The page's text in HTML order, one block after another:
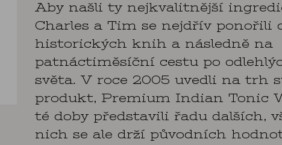
Aby našli ty nejkvalitnější
Charles a Tim se nejdřív ponořili
historických knih a následně na
patnáctiměsíční cestu po
světa. V roce 2005 uvedli na trh
produkt, Premium Indian Tonic
té doby představili řadu dalších,
nich se ale drží původních